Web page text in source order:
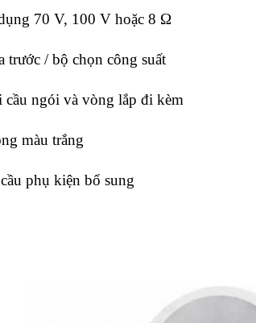
70 V, 100 V hoặc 8 Ω
trước / bộ chọn công suất
cầu ngói và vòng lắp đi kèm
màu trắng
phụ kiện bổ sung